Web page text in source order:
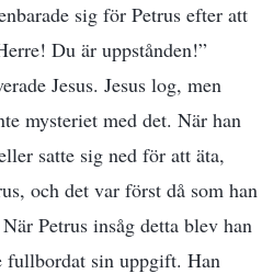
sig för Petrus efter att
Du är uppstånden!”
Jesus. Jesus log, men
mysteriet med det. När han
satte sig ned för att äta,
och det var först då som han
Petrus insåg detta blev han
fullbordat sin uppgift. Han